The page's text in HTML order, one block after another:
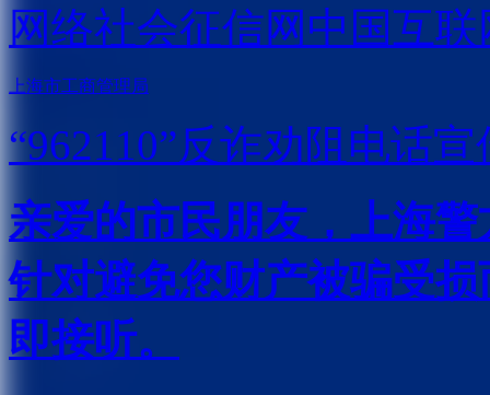
网络社会征信网 中国互
上海市工商管理局
“962110”反诈劝阻电话宣
亲爱的市民朋友，上海
针对避免您财产被骗受
即接听。